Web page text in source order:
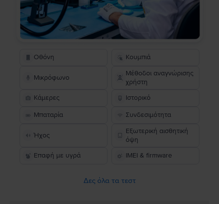
Οθόνη Κουμπιά
Μικρόφωνο
Μέθοδοι αναγνώρισης
χρήστη
Κάμερες
Ιστορικό
Μπαταρία Συνδεσιμότητα
Ήχος
Εξωτερική αισθητική
όψη
Επαφή με υγρά
IMEI & firmware
Δες όλα τα τεστ